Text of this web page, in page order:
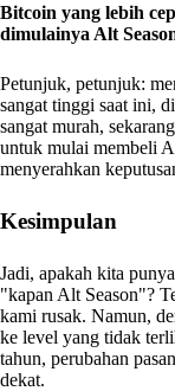
Bitcoin yang lebih
dimulainya Alt
Petunjuk, petunjuk:
sangat tinggi saat ini,
sangat murah,
untuk mulai membeli
menyerahkan
Kesimpulan
Jadi, apakah kita
"kapan Alt Season"?
kami rusak. Namun,
ke level yang tidak
tahun, perubahan
dekat.